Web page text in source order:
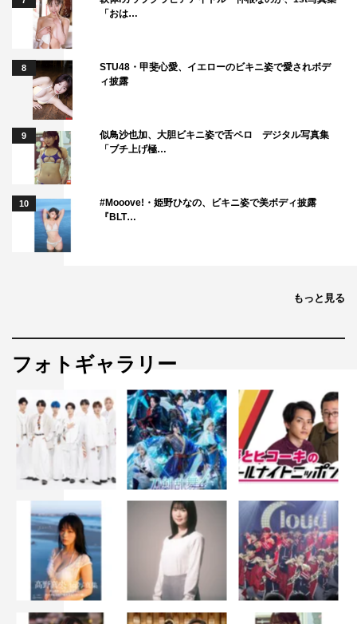
「おは…
8
STU48・甲斐心愛、イエローのビキニ姿で愛されボデ
ィ披露
9
似鳥沙也加、大胆ビキニ姿で舌ペロ デジタル写真集
「ブチ上げ極…
10
#Mooove!・姫野ひなの、ビキニ姿で美ボディ披露
『BLT…
もっと見る
フォトギャラリー